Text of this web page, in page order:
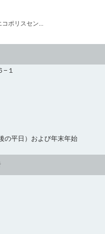
コポリスセン...
−１
の平日）および年末年始